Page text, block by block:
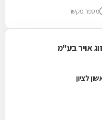
מספר מקשר
אויר בע"מ